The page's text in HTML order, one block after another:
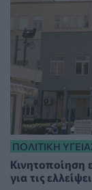
ΠΟΛΙΤΙΚΉ
Κινητοποίηση
για τις